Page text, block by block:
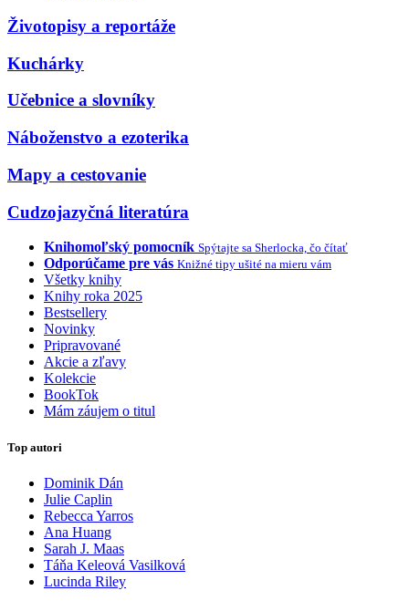
Životopisy a reportáže
Kuchárky
Učebnice a slovníky
Náboženstvo a ezoterika
Mapy a cestovanie
Cudzojazyčná literatúra
Knihomoľský pomocník Spýtajte sa Sherlocka, čo čítať
Odporúčame pre vás Knižné tipy ušité na mieru vám
Všetky knihy
Knihy roka 2025
Bestsellery
Novinky
Pripravované
Akcie a zľavy
Kolekcie
BookTok
Mám záujem o titul
Top autori
Dominik Dán
Julie Caplin
Rebecca Yarros
Ana Huang
Sarah J. Maas
Táňa Keleová Vasilková
Lucinda Riley